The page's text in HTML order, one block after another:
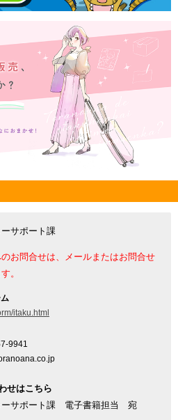
サポート課
お問合せは、メールまたはお問合せ
。
itaku.html
9941
せはこちら
サポート課 電子書籍担当 宛